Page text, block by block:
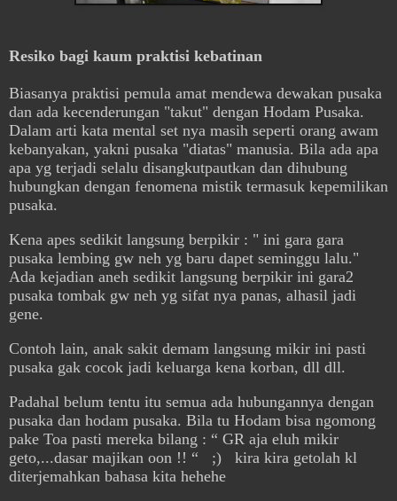
Resiko bagi kaum praktisi kebatinan
Biasanya praktisi pemula amat mendewa dewakan pusaka
dan ada kecenderungan "takut" dengan Hodam Pusaka.
Dalam arti kata mental set nya masih seperti orang awam
kebanyakan, yakni pusaka "diatas" manusia. Bila ada apa
apa yg terjadi selalu disangkutpautkan dan dihubung
hubungkan dengan fenomena mistik termasuk kepemilikan
pusaka.
Kena apes sedikit langsung berpikir : " ini gara gara
pusaka lembing gw neh yg baru dapet seminggu lalu."
Ada kejadian aneh sedikit langsung berpikir ini gara2
pusaka tombak gw neh yg sifat nya panas, alhasil jadi
gene.
Contoh lain, anak sakit demam langsung mikir ini pasti
pusaka gak cocok jadi keluarga kena korban, dll dll.
Padahal belum tentu itu semua ada hubungannya dengan
pusaka dan hodam pusaka. Bila tu Hodam bisa ngomong
pake Toa pasti mereka bilang : “ GR aja eluh mikir
geto,...dasar majikan oon !! “ ;) kira kira getolah kl
diterjemahkan bahasa kita hehehe